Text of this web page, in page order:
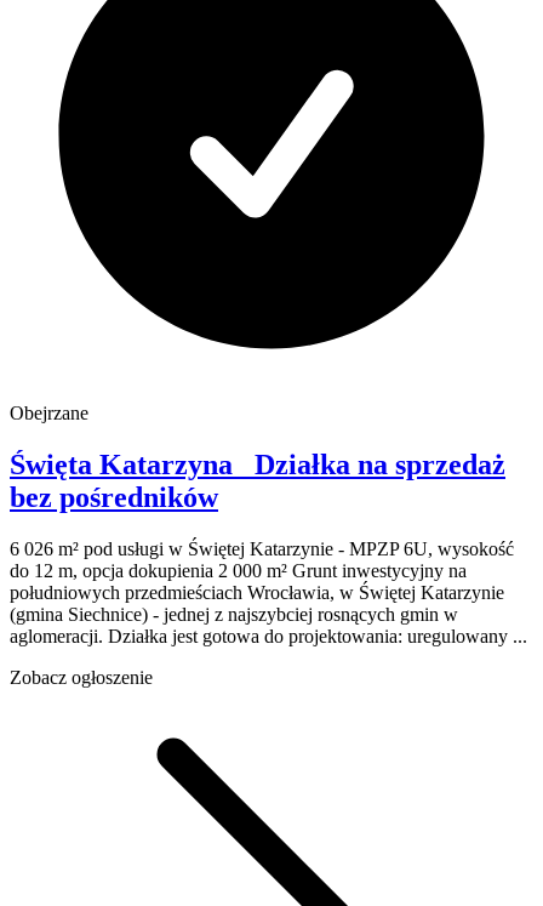
Obejrzane
Święta Katarzyna
Działka na sprzedaż
bez pośredników
6 026 m² pod usługi w Świętej Katarzynie - MPZP 6U, wysokość
do 12 m, opcja dokupienia 2 000 m² Grunt inwestycyjny na
południowych przedmieściach Wrocławia, w Świętej Katarzynie
(gmina Siechnice) - jednej z najszybciej rosnących gmin w
aglomeracji. Działka jest gotowa do projektowania: uregulowany ...
Zobacz ogłoszenie